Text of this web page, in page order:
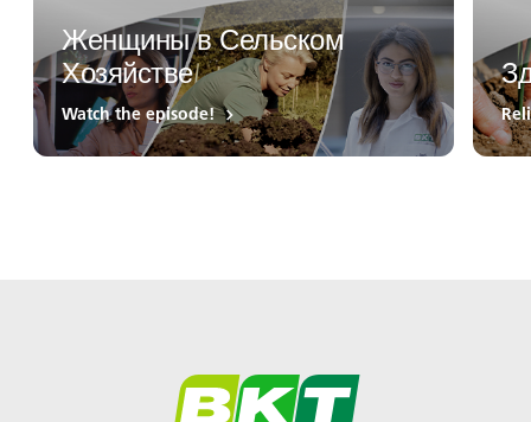
Женщины в Сельском
Хозяйстве
Watch the episode!